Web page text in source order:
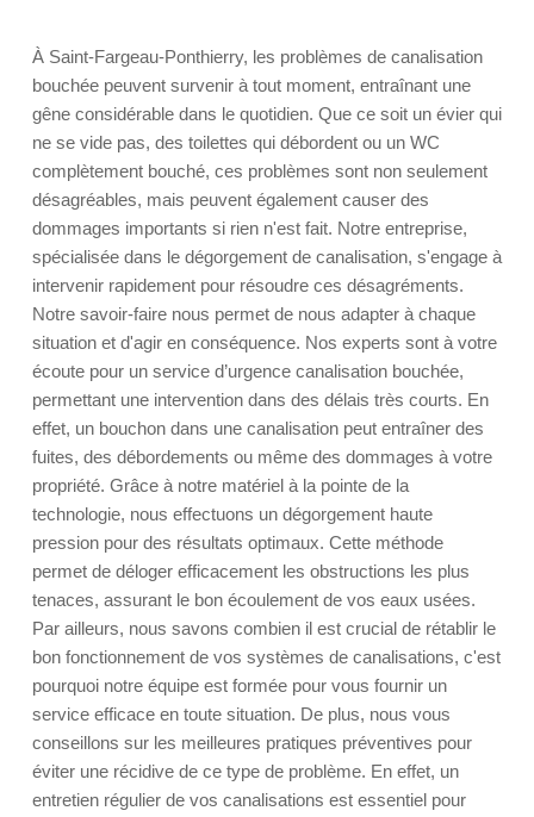
À Saint-Fargeau-Ponthierry, les problèmes de canalisation
bouchée peuvent survenir à tout moment, entraînant une
gêne considérable dans le quotidien. Que ce soit un évier qui
ne se vide pas, des toilettes qui débordent ou un WC
complètement bouché, ces problèmes sont non seulement
désagréables, mais peuvent également causer des
dommages importants si rien n'est fait. Notre entreprise,
spécialisée dans le dégorgement de canalisation, s'engage à
intervenir rapidement pour résoudre ces désagréments.
Notre savoir-faire nous permet de nous adapter à chaque
situation et d'agir en conséquence. Nos experts sont à votre
écoute pour un service d’urgence canalisation bouchée,
permettant une intervention dans des délais très courts. En
effet, un bouchon dans une canalisation peut entraîner des
fuites, des débordements ou même des dommages à votre
propriété. Grâce à notre matériel à la pointe de la
technologie, nous effectuons un dégorgement haute
pression pour des résultats optimaux. Cette méthode
permet de déloger efficacement les obstructions les plus
tenaces, assurant le bon écoulement de vos eaux usées.
Par ailleurs, nous savons combien il est crucial de rétablir le
bon fonctionnement de vos systèmes de canalisations, c'est
pourquoi notre équipe est formée pour vous fournir un
service efficace en toute situation. De plus, nous vous
conseillons sur les meilleures pratiques préventives pour
éviter une récidive de ce type de problème. En effet, un
entretien régulier de vos canalisations est essentiel pour